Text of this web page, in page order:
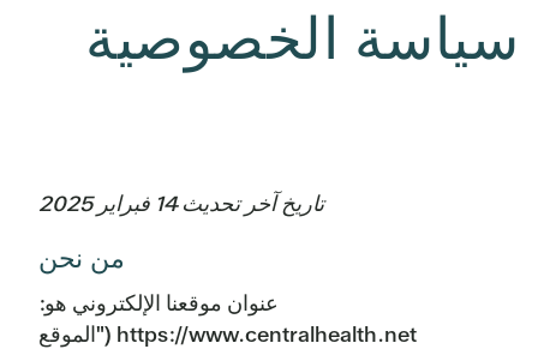
سياسة الخصوصية
تاريخ آخر تحديث 14 فبراير 2025
من نحن
عنوان موقعنا الإلكتروني هو:
https://www.centralhealth.net ("الموقع